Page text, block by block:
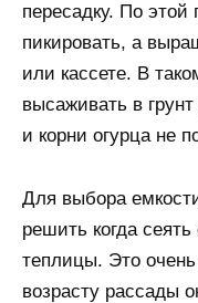
пересадку. По этой
пикировать, а
или кассете. В
высаживать в
и корни огурца не
Для выбора
решить когда
теплицы. Это
возрасту рассады